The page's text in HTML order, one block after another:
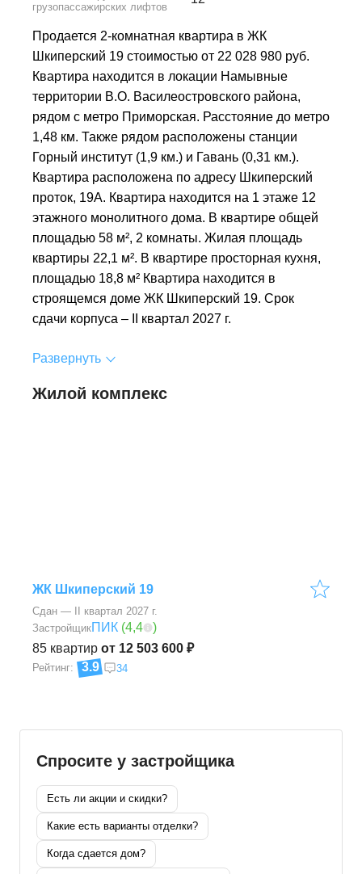
грузопассажирских лифтов
Продается 2-комнатная квартира в ЖК
Шкиперский 19 стоимостью от 22 028 980 руб.
Квартира находится в локации Намывные
территории В.О. Василеостровского района,
рядом с метро Приморская. Расстояние до метро
1,48 км. Также рядом расположены станции
Горный институт (1,9 км.) и Гавань (0,31 км.).
Квартира расположена по адресу Шкиперский
проток, 19А. Квартира находится на 1 этаже 12
этажного монолитного дома. В квартире общей
площадью 58 м², 2 комнаты. Жилая площадь
квартиры 22,1 м². В квартире просторная кухня,
площадью 18,8 м² Квартира находится в
строящемся доме ЖК Шкиперский 19. Срок
сдачи корпуса – II квартал 2027 г.
Развернуть
Жилой комплекс
ЖК Шкиперский 19
Сдан — II квартал 2027 г.
85 квартир от 12 503 600 ₽
ЗастройщикПИК (4,4 )
Рейтинг: 3.9 34
Спросите у застройщика
Есть ли акции и скидки?
Какие есть варианты отделки?
Когда сдается дом?